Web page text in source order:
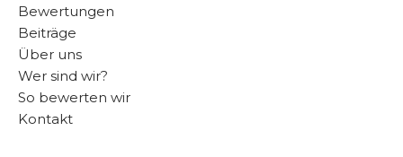
Bewertungen
Beiträge
Über uns
Wer sind wir?
So bewerten wir
Kontakt